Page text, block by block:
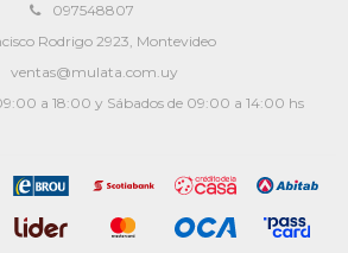
097548807
Rodrigo 2923, Montevideo
ventas@mulata.com.uy
a 18:00 y Sábados de 09:00 a 14:00 hs